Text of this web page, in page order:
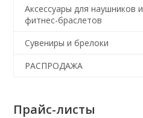
Аксессуары для наушников и
фитнес-браслетов
Сувениры и брелоки
РАСПРОДАЖА
Прайс-листы